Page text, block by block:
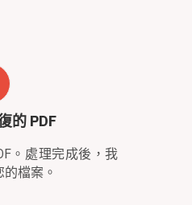
的 PDF
。處理完成後，我
檔案。